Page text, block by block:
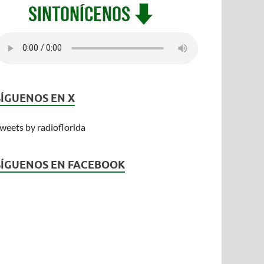
EN X
by radioflorida
EN FACEBOOK